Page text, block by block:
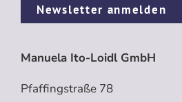
Newsletter anmelden
Manuela Ito-Loidl GmbH
Pfaffingstraße 78